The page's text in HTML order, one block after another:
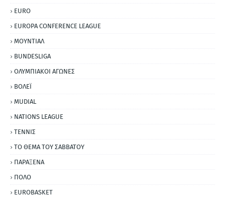
EURO
EUROPA CONFERENCE LEAGUE
ΜΟΥΝΤΙΑΛ
BUNDESLIGA
ΟΛΥΜΠΙΑΚΟΙ ΑΓΩΝΕΣ
ΒΟΛΕΪ
MUDIAL
NATIONS LEAGUE
ΤΕΝΝΙΣ
ΤΟ ΘΕΜΑ ΤΟΥ ΣΑΒΒΑΤΟΥ
ΠΑΡΑΞΕΝΑ
ΠΟΛΟ
EUROBASKET